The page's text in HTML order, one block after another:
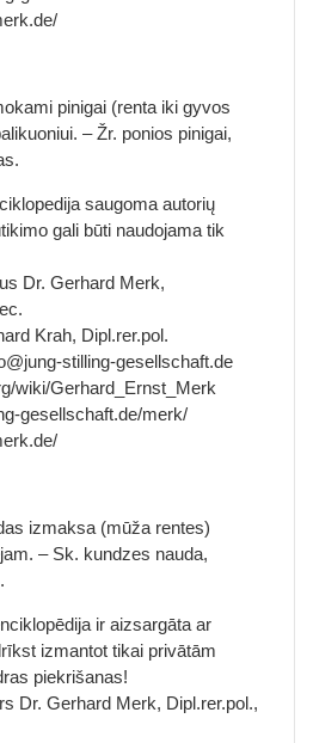
pinigai (renta iki gyvos
– Žr. ponios pinigai,
saugoma autorių
gali būti naudojama tik
Dr. Gerhard Merk,
Krah, Dipl.rer.pol.
stilling-gesellschaft.de
wiki/Gerhard_Ernst_Merk
gesellschaft.de/merk/
izmaksa (mūža rentes)
– Sk. kundzes nauda,
ir aizsargāta ar
izmantot tikai privātām
piekrišanas!
Dr. Gerhard Merk, Dipl.rer.pol.,